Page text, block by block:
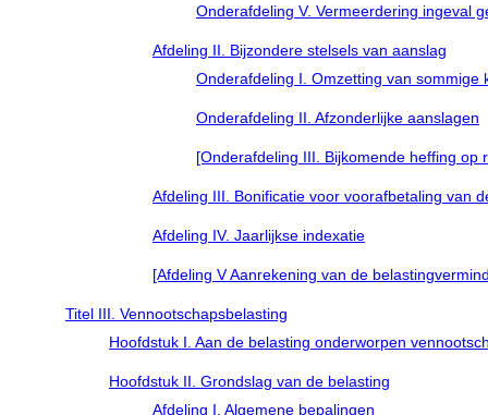
Onderafdeling V. Vermeerdering ingeval
Afdeling II. Bijzondere stelsels van aanslag
Onderafdeling I. Omzetting van
Onderafdeling II. Afzonderlijke aanslagen
[Onderafdeling III. Bijkomende heffing
Afdeling III. Bonificatie voor voorafbetaling van
Afdeling IV. Jaarlijkse indexatie
[Afdeling V Aanrekening van de
Titel III. Vennootschapsbelasting
Hoofdstuk I. Aan de belasting onderworpen
Hoofdstuk II. Grondslag van de belasting
Afdeling I. Algemene bepalingen